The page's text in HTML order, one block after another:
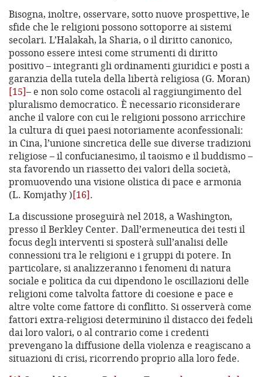
Bisogna, inoltre, osservare, sotto nuove prospettive, le
sfide che le religioni possono sottoporre ai sistemi
secolari. L’Halakah, la Sharia, o il diritto canonico,
possono essere intesi come strumenti di diritto
positivo – integranti gli ordinamenti giuridici e posti a
garanzia della tutela della libertà religiosa (G. Moran)
[15]– e non solo come ostacoli al raggiungimento del
pluralismo democratico. È necessario riconsiderare
anche il valore con cui le religioni possono arricchire
la cultura di quei paesi notoriamente aconfessionali:
in Cina, l’unione sincretica delle sue diverse tradizioni
religiose – il confucianesimo, il taoismo e il buddismo –
sta favorendo un riassetto dei valori della società,
promuovendo una visione olistica di pace e armonia
(L. Komjathy )[16].
La discussione proseguirà nel 2018, a Washington,
presso il Berkley Center. Dall’ermeneutica dei testi il
focus degli interventi si sposterà sull’analisi delle
connessioni tra le religioni e i gruppi di potere. In
particolare, si analizzeranno i fenomeni di natura
sociale e politica da cui dipendono le oscillazioni delle
religioni come talvolta fattore di coesione e pace e
altre volte come fattore di conflitto. Si osserverà come
fattori extra-religiosi determinino il distacco dei fedeli
dai loro valori, o al contrario come i credenti
prevengano la diffusione della violenza e reagiscano a
situazioni di crisi, ricorrendo proprio alla loro fede.